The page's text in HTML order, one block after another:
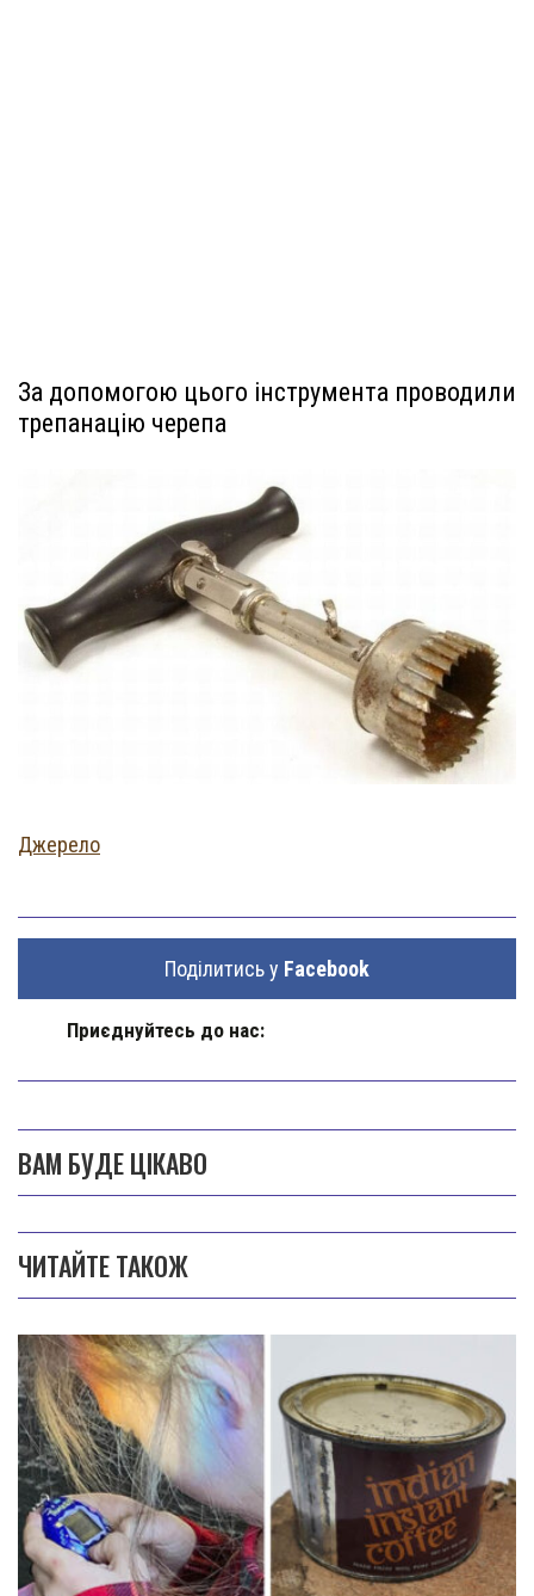
За допомогою цього інструмента проводили
трепанацію черепа
Джерело
Поділитись у Facebook
Приєднуйтесь до нас:
ВАМ БУДЕ ЦІКАВО
ЧИТАЙТЕ ТАКОЖ